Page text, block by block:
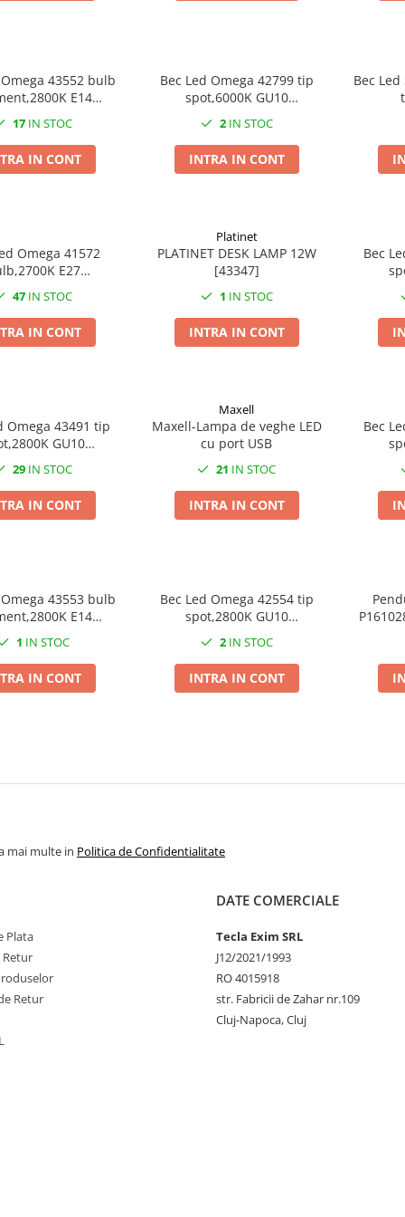
43552 bulb
E14
lumanare
17 IN STOC
IN CONT
Bec Led Omega 42799 tip
spot,6000K GU10
2IN STOC
INTRA IN CONT
Bec Led
Omega 41572
E27
aluminiu
47 IN STOC
IN CONT
Platinet
PLATINET DESK LAMP 12W
[43347]
1 IN STOC
INTRA IN CONT
Bec
Omega 43491 tip
GU10
complet
29 IN STOC
IN CONT
Maxell
Maxell-Lampa de veghe LED
cu port USB
21 IN STOC
INTRA IN CONT
Bec
43553 bulb
E14
1 IN STOC
IN CONT
Bec Led Omega 42554 tip
spot,2800K GU10
2IN STOC
INTRA IN CONT
mai multe in Politica de Confidentialitate
Plata
Retur
Retur
DATE COMERCIALE
Tecla Exim SRL
J12/2021/1993
RO 4015918
str. Fabricii de Zahar nr.109
Cluj-Napoca, Cluj